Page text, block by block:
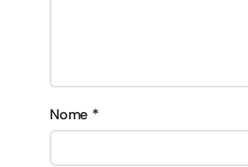
Nome *